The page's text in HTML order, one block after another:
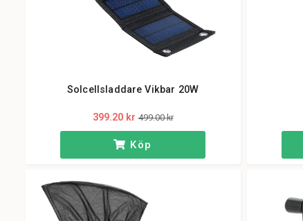
Solcellsladdare Vikbar 20W
399.20 kr 499.00 kr
Köp